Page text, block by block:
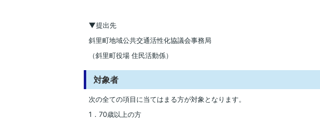
▼提出先
斜里町地域公共交通活性化協議会事務局
（斜里町役場 住民活動係）
対象者
次の全ての項目に当てはまる方が対象となります。
1．70歳以上の方